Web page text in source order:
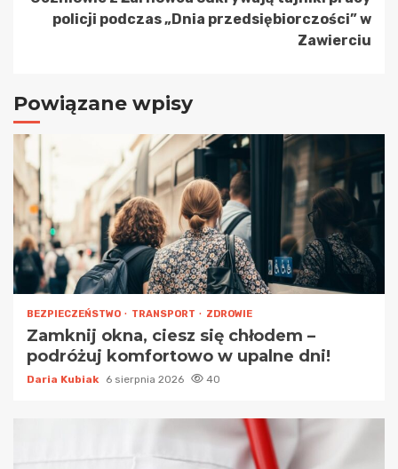
policji podczas „Dnia przedsiębiorczości” w
Zawierciu
Powiązane wpisy
BEZPIECZEŃSTWO TRANSPORT ZDROWIE
Zamknij okna, ciesz się chłodem –
podróżuj komfortowo w upalne dni!
Daria Kubiak 6 sierpnia 2026 40